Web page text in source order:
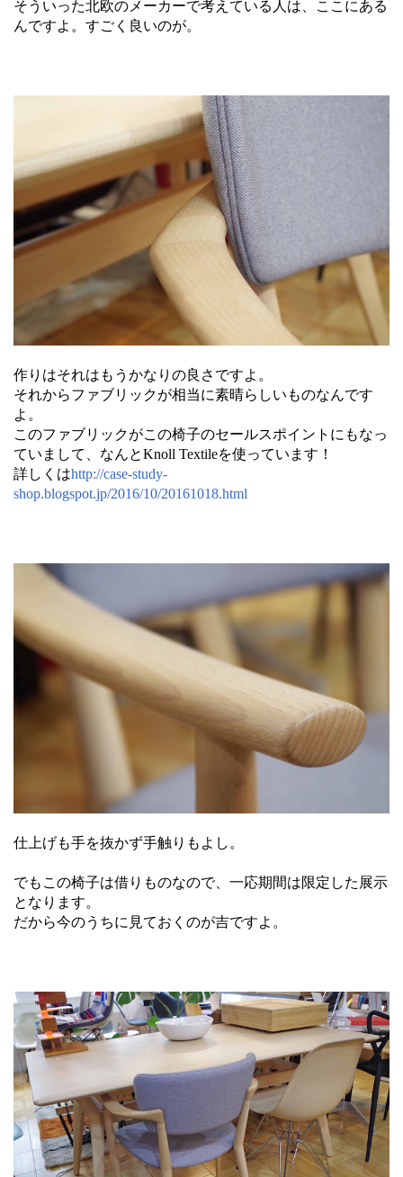
そういった北欧のメーカーで考えている人は、ここにある
んですよ。すごく良いのが。
作りはそれはもうかなりの良さですよ。
それからファブリックが相当に素晴らしいものなんです
よ。
このファブリックがこの椅子のセールスポイントにもなっ
ていまして、なんとKnoll Textileを使っています！
詳しくはhttp://case-study-
shop.blogspot.jp/2016/10/20161018.html
仕上げも手を抜かず手触りもよし。
でもこの椅子は借りものなので、一応期間は限定した展示
となります。
だから今のうちに見ておくのが吉ですよ。